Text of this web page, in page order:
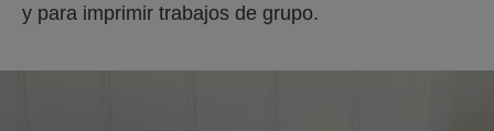
y para imprimir trabajos de grupo.